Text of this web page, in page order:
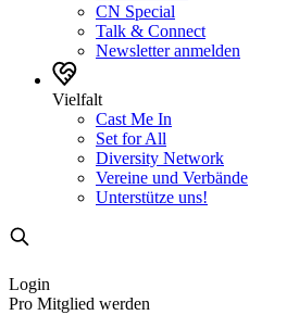
CN Special
Talk & Connect
Newsletter anmelden
Vielfalt
Cast Me In
Set for All
Diversity Network
Vereine und Verbände
Unterstütze uns!
Login
Pro Mitglied werden